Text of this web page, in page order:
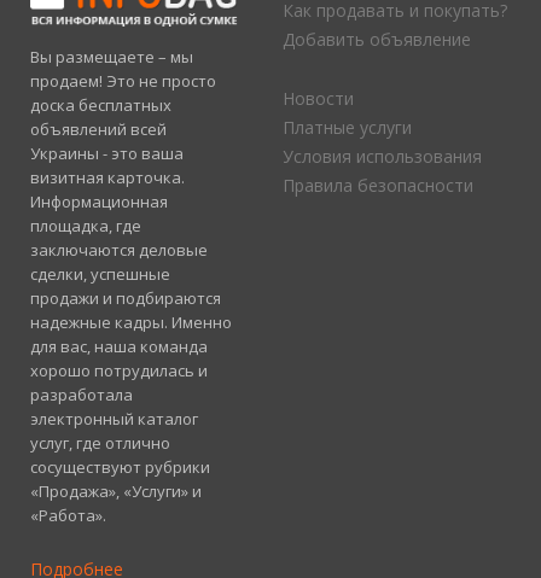
Вы размещаете – мы
продаем! Это не просто
доска бесплатных
объявлений всей
Украины - это ваша
визитная карточка.
Информационная
площадка, где
заключаются деловые
сделки, успешные
продажи и подбираются
надежные кадры. Именно
для вас, наша команда
хорошо потрудилась и
разработала
электронный каталог
услуг, где отлично
сосуществуют рубрики
«Продажа», «Услуги» и
«Работа».
Подробнее
Как продавать и покупать?
Добавить объявление
Новости
Платные услуги
Условия использования
Правила безопасности